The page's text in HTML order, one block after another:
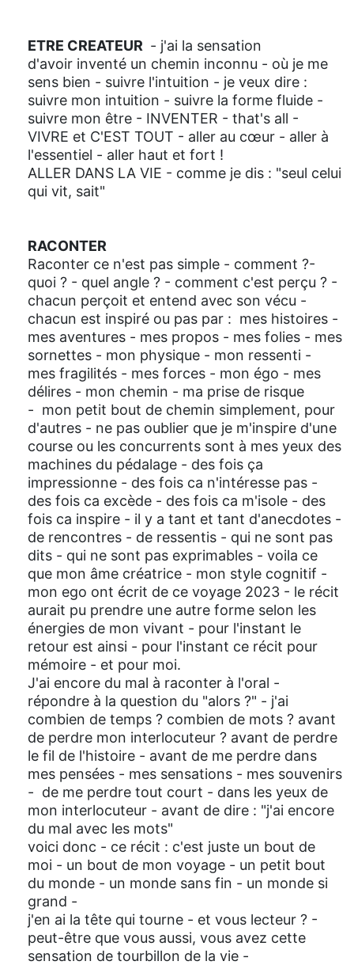
ETRE CREATEUR - j'ai la sensation
d'avoir inventé un chemin inconnu - où je me
sens bien - suivre l'intuition - je veux dire :
suivre mon intuition - suivre la forme fluide -
suivre mon être - INVENTER - that's all -
VIVRE et C'EST TOUT - aller au cœur - aller à
l'essentiel - aller haut et fort !
ALLER DANS LA VIE - comme je dis : "seul celui
qui vit, sait"
RACONTER
Raconter ce n'est pas simple - comment ?-
quoi ? - quel angle ? - comment c'est perçu ? -
chacun perçoit et entend avec son vécu -
chacun est inspiré ou pas par : mes histoires -
mes aventures - mes propos - mes folies - mes
sornettes - mon physique - mon ressenti -
mes fragilités - mes forces - mon égo - mes
délires - mon chemin - ma prise de risque
- mon petit bout de chemin simplement, pour
d'autres - ne pas oublier que je m'inspire d'une
course ou les concurrents sont à mes yeux des
machines du pédalage - des fois ça
impressionne - des fois ca n'intéresse pas -
des fois ca excède - des fois ca m'isole - des
fois ca inspire - il y a tant et tant d'anecdotes -
de rencontres - de ressentis - qui ne sont pas
dits - qui ne sont pas exprimables - voila ce
que mon âme créatrice - mon style cognitif -
mon ego ont écrit de ce voyage 2023 - le récit
aurait pu prendre une autre forme selon les
énergies de mon vivant - pour l'instant le
retour est ainsi - pour l'instant ce récit pour
mémoire - et pour moi.
J'ai encore du mal à raconter à l'oral -
répondre à la question du "alors ?" - j'ai
combien de temps ? combien de mots ? avant
de perdre mon interlocuteur ? avant de perdre
le fil de l'histoire - avant de me perdre dans
mes pensées - mes sensations - mes souvenirs
- de me perdre tout court - dans les yeux de
mon interlocuteur - avant de dire : "j'ai encore
du mal avec les mots"
voici donc - ce récit : c'est juste un bout de
moi - un bout de mon voyage - un petit bout
du monde - un monde sans fin - un monde si
grand -
j'en ai la tête qui tourne - et vous lecteur ? -
peut-être que vous aussi, vous avez cette
sensation de tourbillon de la vie -